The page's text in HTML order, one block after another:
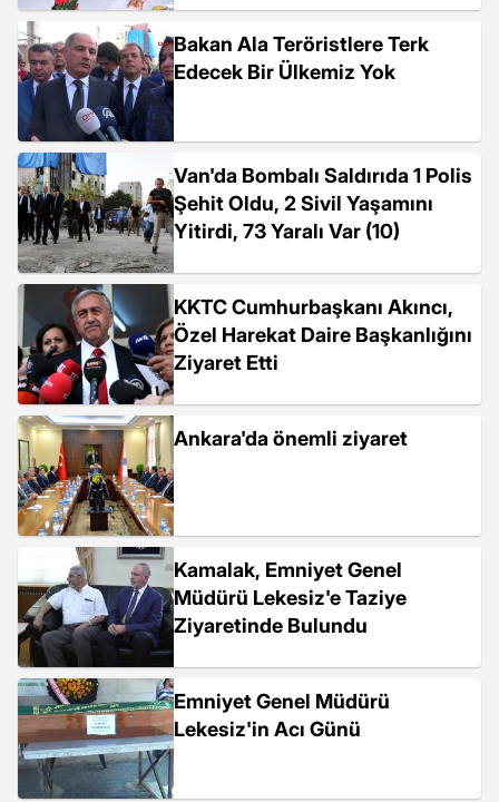
Bakan Ala Teröristlere Terk
Edecek Bir Ülkemiz Yok
Van'da Bombalı Saldırıda 1 Polis
Şehit Oldu, 2 Sivil Yaşamını
Yitirdi, 73 Yaralı Var (10)
KKTC Cumhurbaşkanı Akıncı,
Özel Harekat Daire Başkanlığını
Ziyaret Etti
Ankara'da önemli ziyaret
Kamalak, Emniyet Genel
Müdürü Lekesiz'e Taziye
Ziyaretinde Bulundu
Emniyet Genel Müdürü
Lekesiz'in Acı Günü